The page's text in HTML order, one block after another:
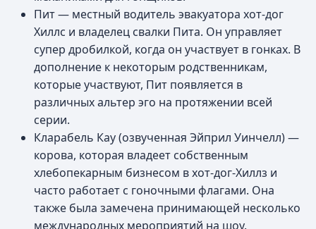
Пит — местный водитель эвакуатора хот-дог
Хиллс и владелец свалки Пита. Он управляет
супер дробилкой, когда он участвует в гонках. В
дополнение к некоторым родственникам,
которые участвуют, Пит появляется в
различных альтер эго на протяжении всей
серии.
Кларабель Кау (озвученная Эйприл Уинчелл) —
корова, которая владеет собственным
хлебопекарным бизнесом в хот-дог-Хиллз и
часто работает с гоночными флагами. Она
также была замечена принимающей несколько
международных мероприятий на шоу.